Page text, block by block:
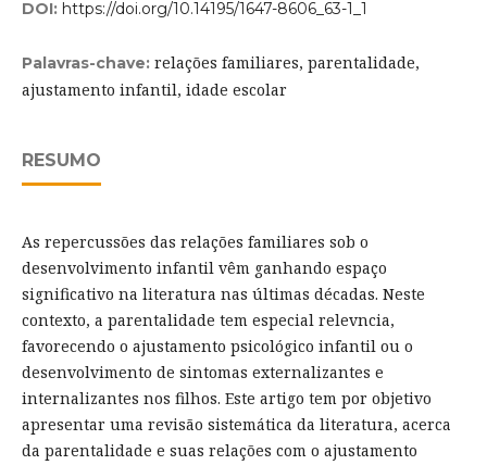
DOI: https://doi.org/10.14195/1647-8606_63-1_1
Palavras-chave: relações familiares, parentalidade,
ajustamento infantil, idade escolar
RESUMO
As repercussões das relações familiares sob o
desenvolvimento infantil vêm ganhando espaço
significativo na literatura nas últimas décadas. Neste
contexto, a parentalidade tem especial relevncia,
favorecendo o ajustamento psicológico infantil ou o
desenvolvimento de sintomas externalizantes e
internalizantes nos filhos. Este artigo tem por objetivo
apresentar uma revisão sistemática da literatura, acerca
da parentalidade e suas relações com o ajustamento